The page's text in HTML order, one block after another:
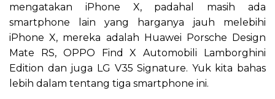
mengatakan iPhone X, padahal masih ada
smartphone lain yang harganya jauh melebihi
iPhone X, mereka adalah Huawei Porsche Design
Mate RS, OPPO Find X Automobili Lamborghini
Edition dan juga LG V35 Signature. Yuk kita bahas
lebih dalam tentang tiga smartphone ini.